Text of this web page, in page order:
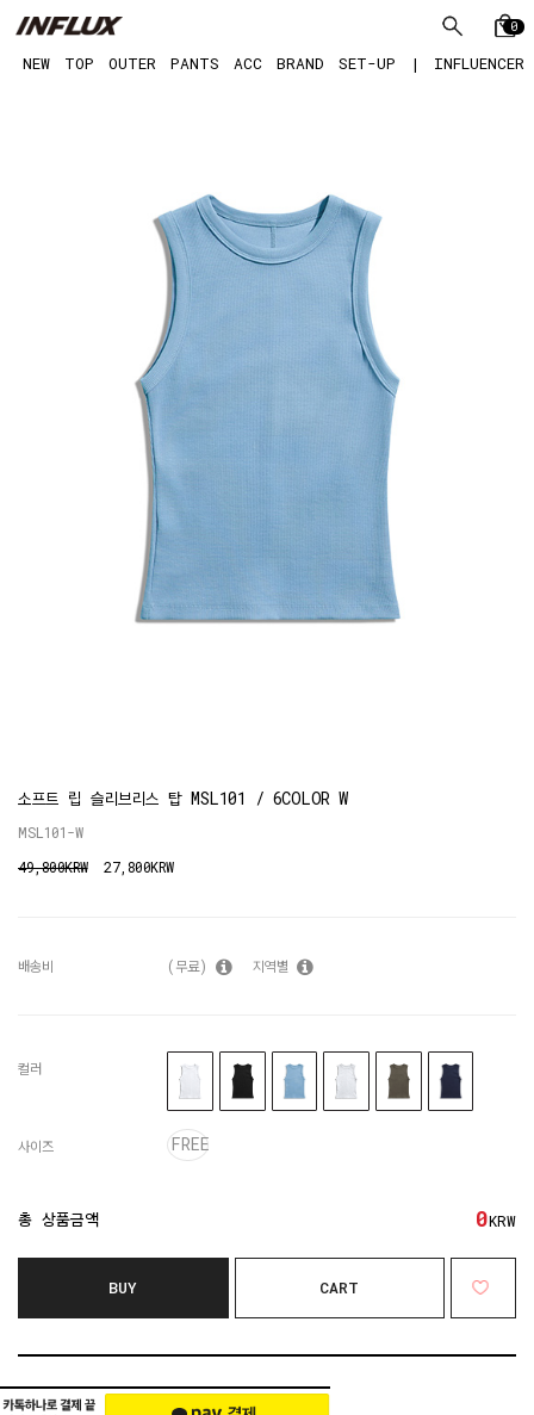
0
NEW TOP OUTER PANTS ACC BRAND SET-UP | INFLUENCER
소프트 립 슬리브리스 탑 MSL101 / 6COLOR W
MSL101-W
49,800KRW
27,800KRW
배송비 (무료) 지역별
컬러
사이즈 FREE
총 상품금액 0KRW
BUY CART